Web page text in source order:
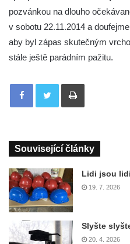
pozvánkou na dlouho
v sobotu 22.11.2014 a
aby byl zápas skutečným
stále ještě parádním pažitu.
Tisknout
Související články
Lidi jsou
19. 7. 2026
Slyšte
20. 4. 2026